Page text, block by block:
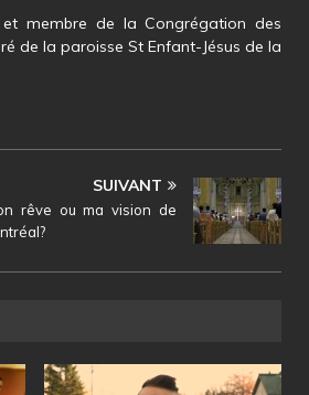
membre de la Congrégation des
de la paroisse St Enfant-Jésus de la
SUIVANT
rêve ou ma vision de